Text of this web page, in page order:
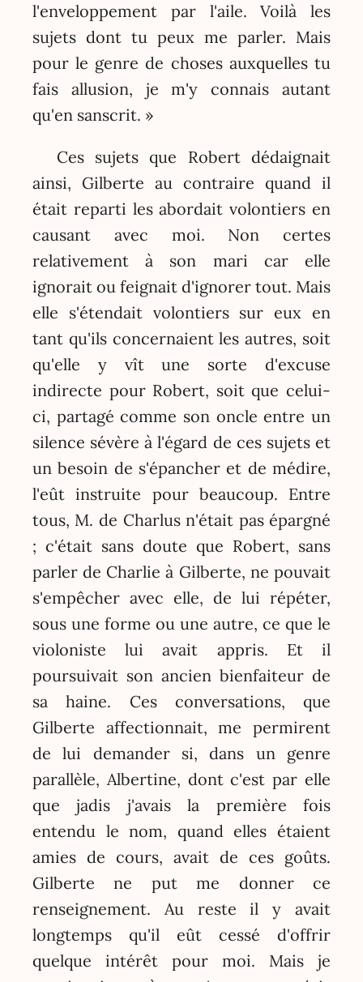
l'enveloppement par l'aile. Voilà les
sujets dont tu peux me parler. Mais
pour le genre de choses auxquelles tu
fais allusion, je m'y connais autant
qu'en sanscrit. »
Ces sujets que Robert dédaignait
ainsi, Gilberte au contraire quand il
était reparti les abordait volontiers en
causant avec moi. Non certes
relativement à son mari car elle
ignorait ou feignait d'ignorer tout. Mais
elle s'étendait volontiers sur eux en
tant qu'ils concernaient les autres, soit
qu'elle y vît une sorte d'excuse
indirecte pour Robert, soit que celui-
ci, partagé comme son oncle entre un
silence sévère à l'égard de ces sujets et
un besoin de s'épancher et de médire,
l'eût instruite pour beaucoup. Entre
tous, M. de Charlus n'était pas épargné
; c'était sans doute que Robert, sans
parler de Charlie à Gilberte, ne pouvait
s'empêcher avec elle, de lui répéter,
sous une forme ou une autre, ce que le
violoniste lui avait appris. Et il
poursuivait son ancien bienfaiteur de
sa haine. Ces conversations, que
Gilberte affectionnait, me permirent
de lui demander si, dans un genre
parallèle, Albertine, dont c'est par elle
que jadis j'avais la première fois
entendu le nom, quand elles étaient
amies de cours, avait de ces goûts.
Gilberte ne put me donner ce
renseignement. Au reste il y avait
longtemps qu'il eût cessé d'offrir
quelque intérêt pour moi. Mais je